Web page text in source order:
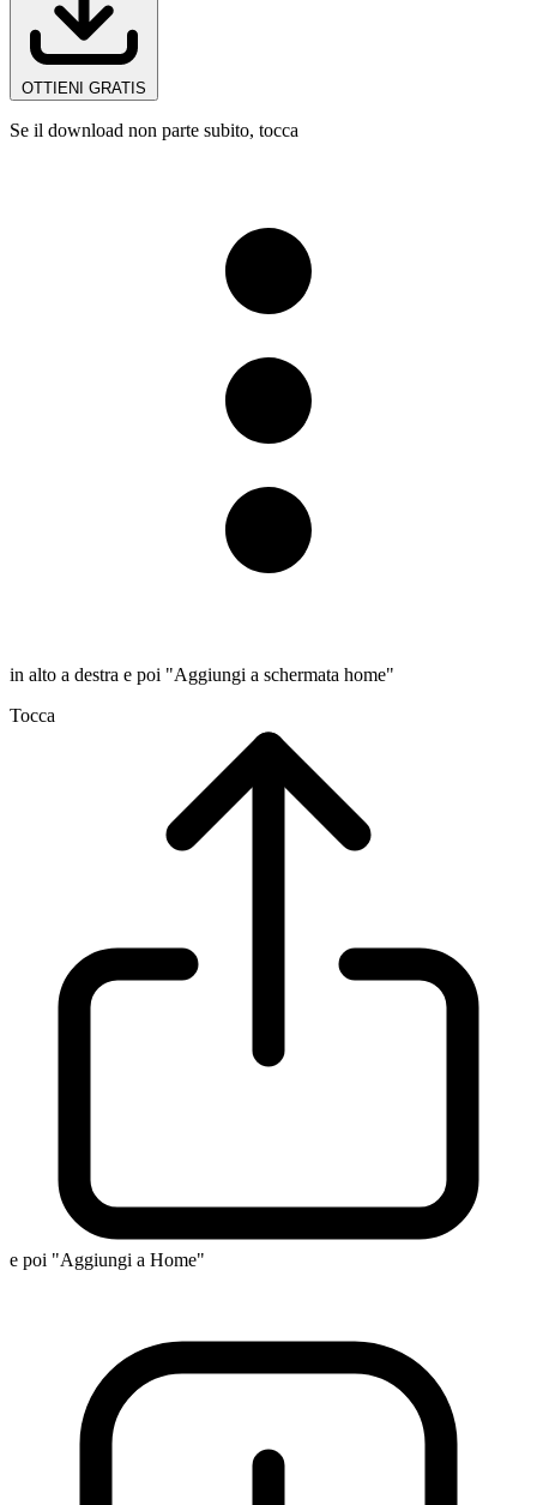
OTTIENI GRATIS
Se il download non parte subito, tocca
in alto a destra e poi "Aggiungi a schermata home"
Tocca
e poi "Aggiungi a Home"